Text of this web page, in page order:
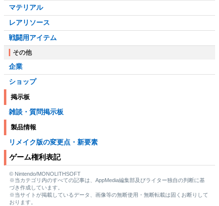
マテリアル
レアリソース
戦闘用アイテム
その他
企業
ショップ
掲示板
雑談・質問掲示板
製品情報
リメイク版の変更点・新要素
ゲーム権利表記
© Nintendo/MONOLITHSOFT
※当カテゴリ内のすべての記事は、AppMedia編集部及びライター独自の判断に基
づき作成しています。
※当サイトが掲載しているデータ、画像等の無断使用・無断転載は固くお断りして
おります。